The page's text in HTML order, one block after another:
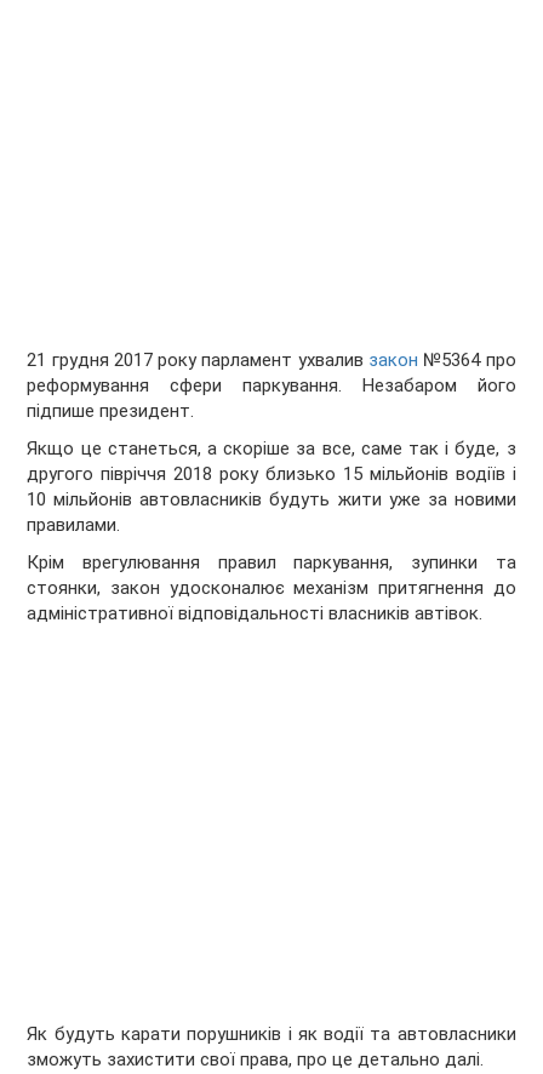
21 грудня 2017 року парламент ухвалив закон №5364 про
реформування сфери паркування. Незабаром його
підпише президент.
Якщо це станеться, а скоріше за все, саме так і буде, з
другого півріччя 2018 року близько 15 мільйонів водіїв і
10 мільйонів автовласників будуть жити уже за новими
правилами.
Крім врегулювання правил паркування, зупинки та
стоянки, закон удосконалює механізм притягнення до
адміністративної відповідальності власників автівок.
Як будуть карати порушників і як водії та автовласники
зможуть захистити свої права, про це детально далі.